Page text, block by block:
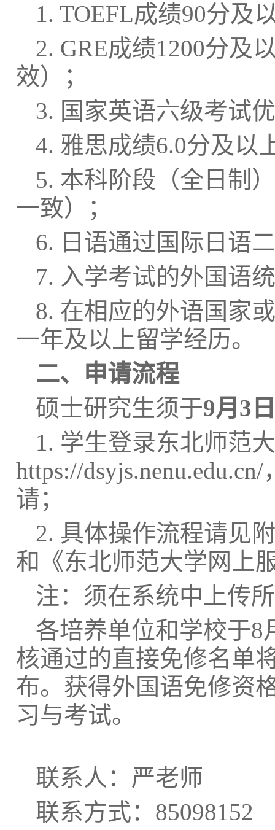
1. TOEFL成绩90分及
2. GRE成绩1200分及
效）；
3. 国家英语六级考试
4. 雅思成绩6.0分及以
5. 本科阶段（全日制
一致）；
6. 日语通过国际日语
7. 入学考试的外国语
8. 在相应的外语国家
一年及以上留学经历。
二、申请流程
硕士研究生须于9月 3 日
1. 学生登录东北师范
https://dsyjs.nenu.edu.cn/
请；
2. 具体操作流程请见
和《东北师范大学网上
注：须在系统中上传
各培养单位和学校于8
核通过的直接免修名单
布。获得外国语免修资
习与考试。
联系人：严老师
联系方式： 85098152